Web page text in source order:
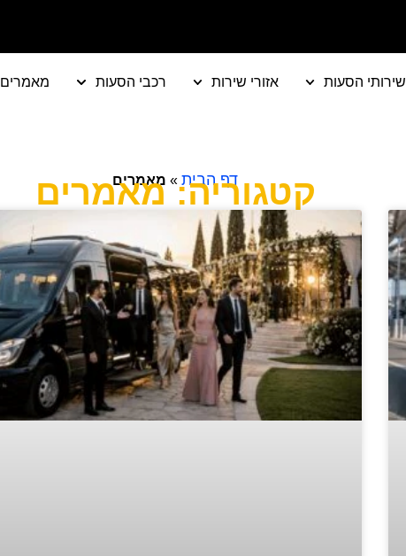
שירותי הסעות אזורי שירות רכבי הסעות מאמרים
דף הבית » מאמרים
קטגוריה: מאמרים